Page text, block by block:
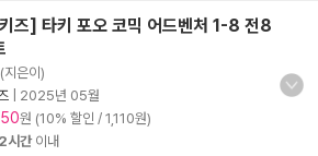
즈] 타키 포오 코믹 어드벤처 1-8 전8
(지은이)
2025년 05월
원 (10% 할인 / 1,110원)
시간이내